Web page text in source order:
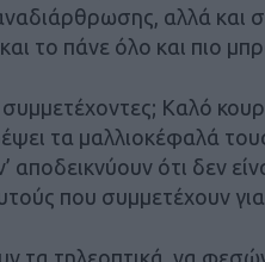
αλλά και
το πάνε όλο και πιο
Καλό
τα μαλλιοκέφαλά
αποδεικνύουν ότι δεν
που συμμετέχουν
τα τηλεοπτικά, να